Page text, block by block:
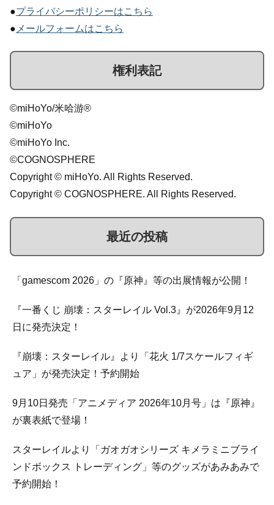
●プライバシーポリシーはこちら
● メールフォームはこちら
権利表記
©miHoYo/米哈游®
©miHoYo
©miHoYo Inc.
©COGNOSPHERE
Copyright © miHoYo. All Rights Reserved.
Copyright © COGNOSPHERE. All Rights Reserved.
最近の投稿
「gamescom 2026」の『原神』等の出展情報が公開！
『一番くじ 崩壊：スターレイル Vol.3』が2026年9月12
日に発売決定！
『崩壊：スターレイル』より「花火 1/7スケールフィギ
ュア」が発売決定！予約開始
9月10日発売「アニメディア 2026年10月号」は『原神』
が裏表紙で登場！
スターレイルより「ガオガオシリーズ キメラミニブライ
ンドボックス トレーディング」等のグッズがあみあみで
予約開始！